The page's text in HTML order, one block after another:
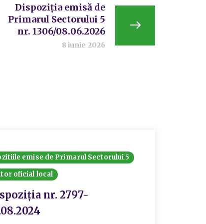
Dispoziția emisă de
Primarul Sectorului 5
nr. 1306/08.06.2026
8 iunie 2026
emise de Primarul Sectorului 5
oficial local
nr. 2797-